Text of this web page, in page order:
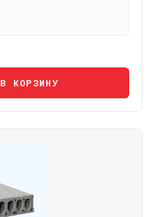
В КОРЗИНУ